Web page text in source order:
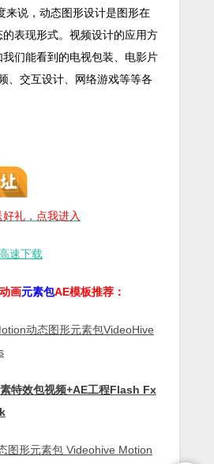
来说，动态图形设计是图形在
表现形式。视频设计的应用方
们能看到的电视包装、电影片
、交互设计、网络游戏等等各
礼，点我进入
速下载
画元素包AE模板推荐：
动态图形元素包VideoHive
特效包视频+AE工程Flash Fx
图形元素包 Videohive Motion